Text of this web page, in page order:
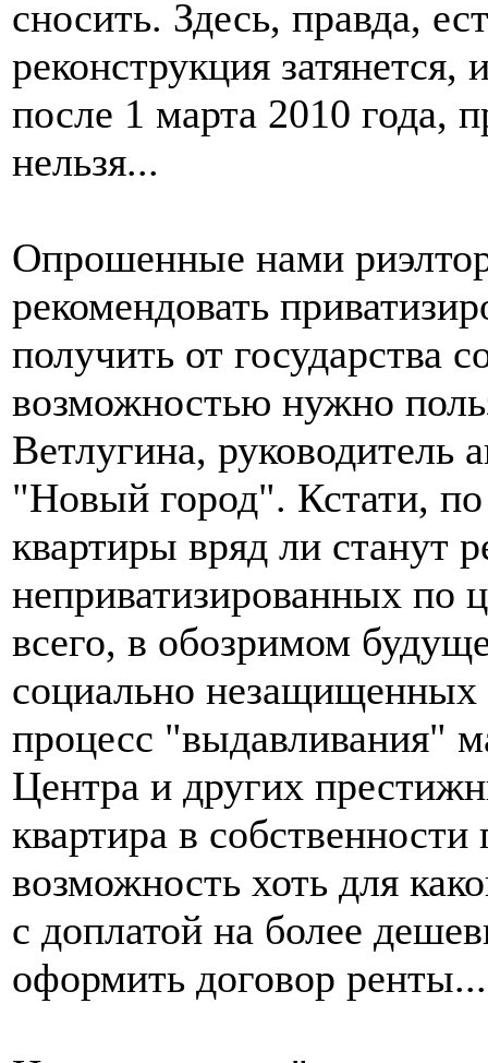
сносить. Здесь, правда,
реконструкция затянется,
после 1 марта 2010 года,
нельзя...
Опрошенные нами
рекомендовать
получить от государства
возможностью нужно
Ветлугина, руководитель
"Новый город". Кстати,
квартиры вряд ли станут
неприватизированных по
всего, в обозримом
социально
процесс "выдавливания"
Центра и других
квартира в
возможность хоть для
с доплатой на более
оформить договор ренты...